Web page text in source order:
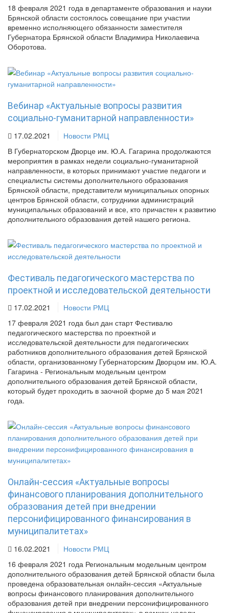
18 февраля 2021 года в департаменте образования и науки
Брянской области состоялось совещание при участии
временно исполняющего обязанности заместителя
Губернатора Брянской области Владимира Николаевича
Оборотова.
Вебинар «Актуальные вопросы развития
социально-гуманитарной направленности»
17.02.2021
Новости РМЦ
В Губернаторском Дворце им. Ю.А. Гагарина продолжаются
мероприятия в рамках недели социально-гуманитарной
направленности, в которых принимают участие педагоги и
специалисты системы дополнительного образования
Брянской области, представители муниципальных опорных
центров Брянской области, сотрудники администраций
муниципальных образований и все, кто причастен к развитию
дополнительного образования детей нашего региона.
Фестиваль педагогического мастерства по
проектной и исследовательской деятельности
17.02.2021
Новости РМЦ
17 февраля 2021 года был дан старт Фестивалю
педагогического мастерства по проектной и
исследовательской деятельности для педагогических
работников дополнительного образования детей Брянской
области, организованному Губернаторским Дворцом им. Ю.А.
Гагарина - Региональным модельным центром
дополнительного образования детей Брянской области,
который будет проходить в заочной форме до 5 мая 2021
года.
Онлайн-сессия «Актуальные вопросы
финансового планирования дополнительного
образования детей при внедрении
персонифицированного финансирования в
муниципалитетах»
16.02.2021
Новости РМЦ
16 февраля 2021 года Региональным модельным центром
дополнительного образования детей Брянской области была
проведена образовательная онлайн-сессия «Актуальные
вопросы финансового планирования дополнительного
образования детей при внедрении персонифицированного